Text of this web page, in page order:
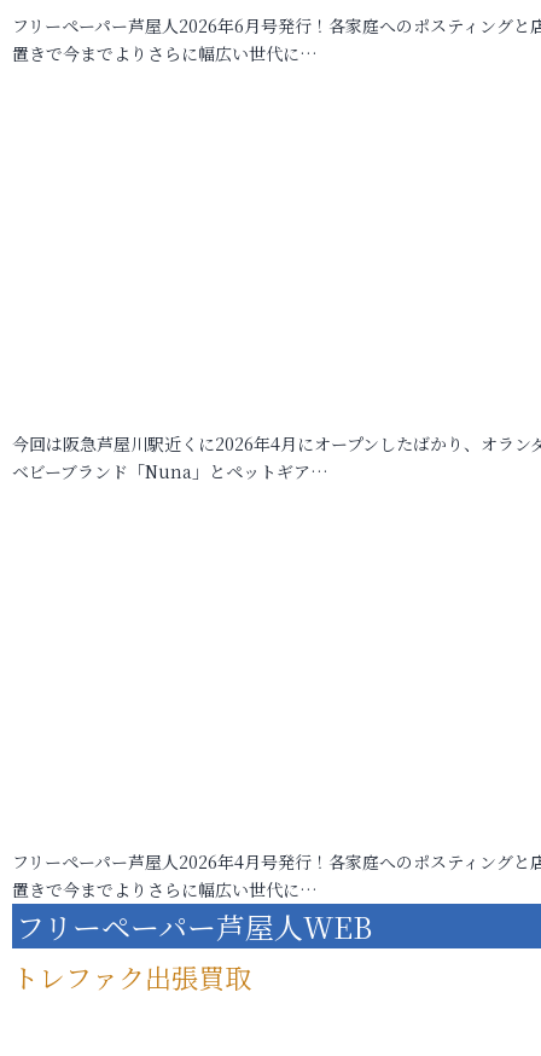
フリーペーパー芦屋人2026年6月号発行！各家庭へのポスティングと
置きで今までよりさらに幅広い世代に…
今回は阪急芦屋川駅近くに2026年4月にオープンしたばかり、オラン
ベビーブランド「Nuna」とペットギア…
フリーペーパー芦屋人2026年4月号発行！各家庭へのポスティングと
置きで今までよりさらに幅広い世代に…
フリーペーパー芦屋人WEB
トレファク出張買取